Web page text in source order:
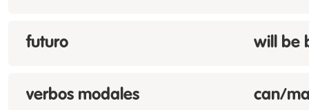
futuro will be
verbos modales can/